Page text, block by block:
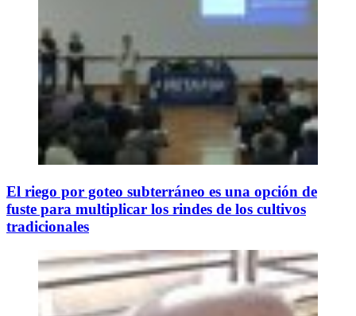
El riego por goteo subterráneo es una opción de
fuste para multiplicar los rindes de los cultivos
tradicionales